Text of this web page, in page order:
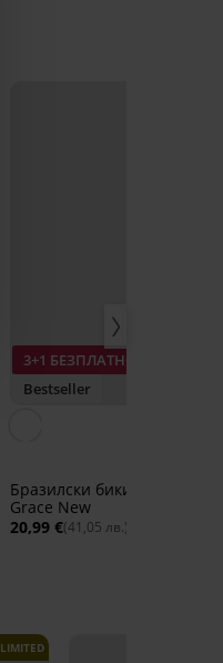
3+1 БЕЗПЛАТНО
Bestseller
Бразилски бикини Lady
Grace New
20,99 €(41,05 лв.)
LIMITED